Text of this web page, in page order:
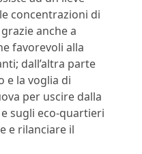
concentrazioni di
anche a
favorevoli alla
dall’altra parte
e la voglia di
per uscire dalla
sugli eco-quartieri
e rilanciare il